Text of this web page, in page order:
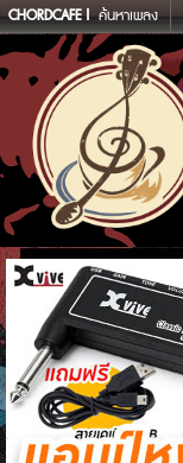
CHORDCAFE ค้นหาเพลง